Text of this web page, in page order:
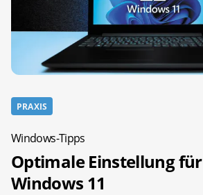
PRAXIS
Windows-Tipps
Optimale Einstellung für
Windows 11